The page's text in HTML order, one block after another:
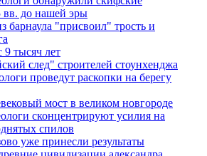
вв. до нашей эры
барнаула "присвоил" трость и
9 тысяч лет
след" строителей стоунхенджа
проведут раскопки на берегу
мост в великом новгороде
сконцентрируют усилия на
спилов
уже принесли результаты